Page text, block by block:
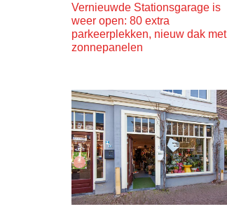
Vernieuwde Stationsgarage is
weer open: 80 extra
parkeerplekken, nieuw dak met
zonnepanelen